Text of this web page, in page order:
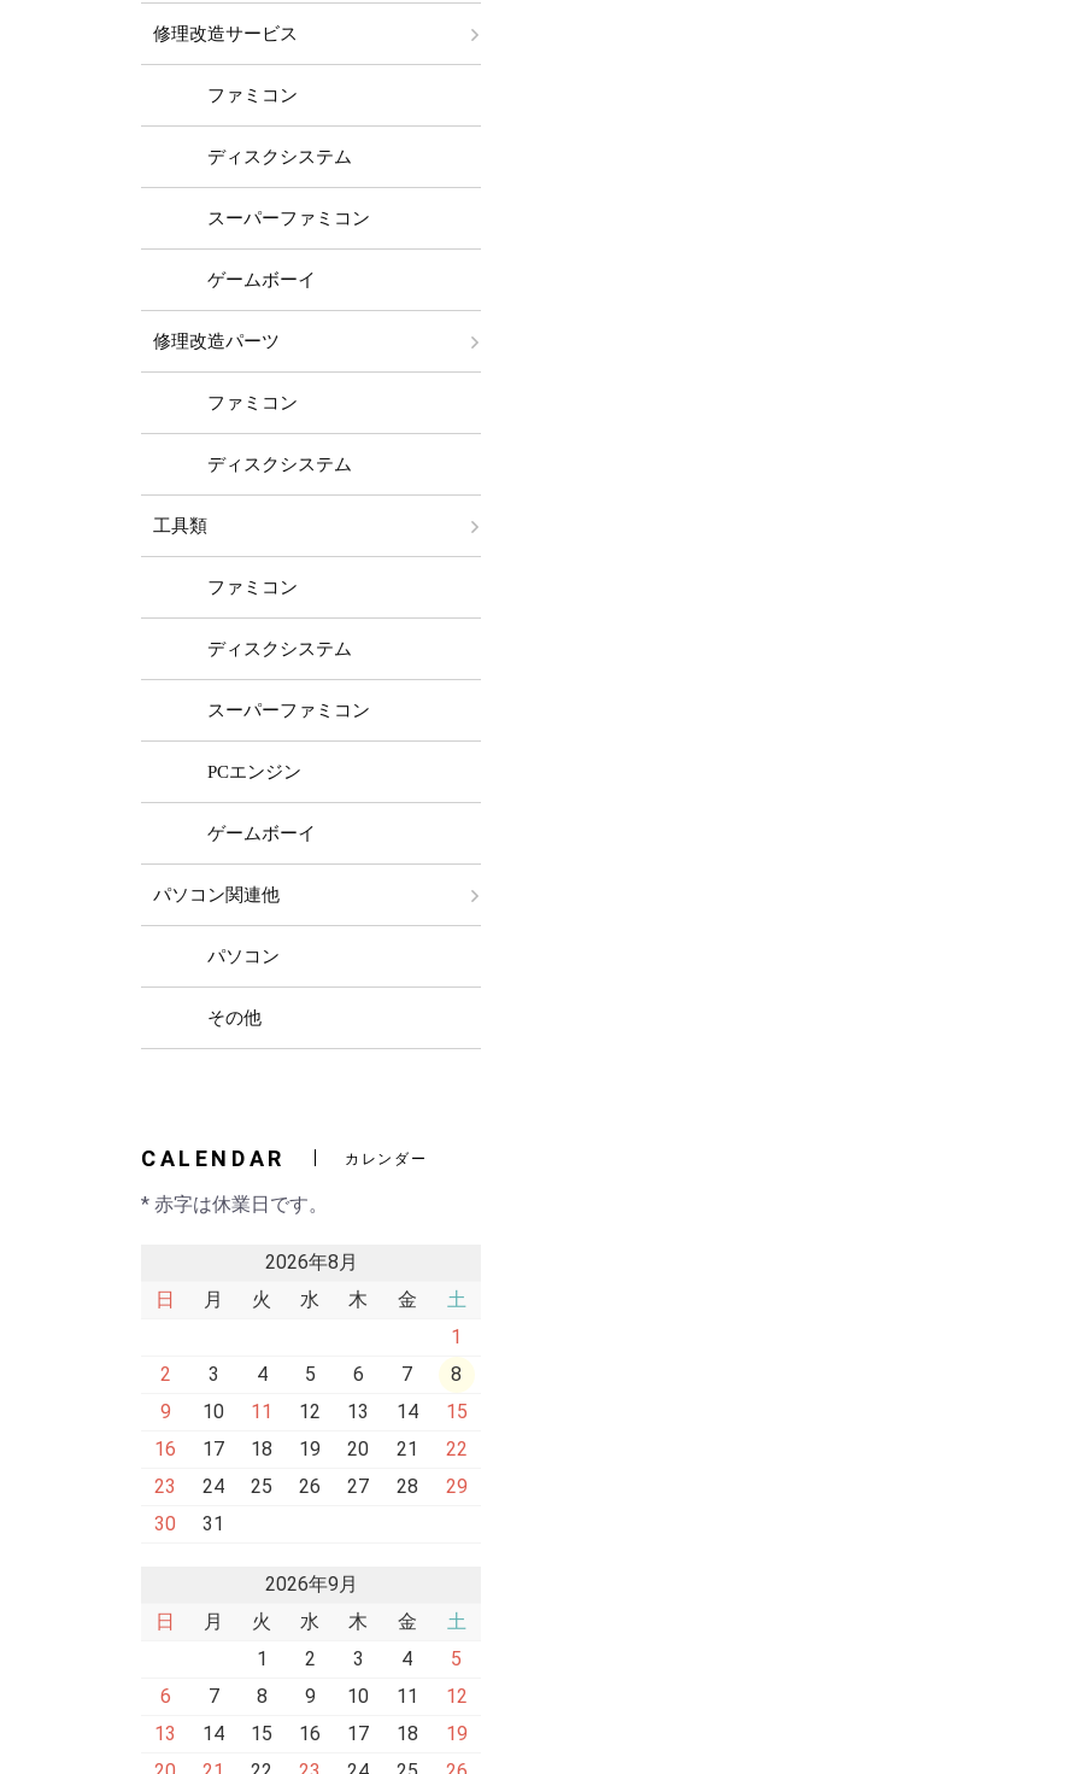
修理改造サービス
ファミコン
ディスクシステム
スーパーファミコン
ゲームボーイ
修理改造パーツ
ファミコン
ディスクシステム
工具類
ファミコン
ディスクシステム
スーパーファミコン
PCエンジン
ゲームボーイ
パソコン関連他
パソコン
その他
CALENDAR カレンダー
* 赤字は休業日です。
2026年8月
日
月 火 水 木 金
土
1
2
3 4 5 6 7
8
9
10 11 12 13 14
15
16
17 18 19 20 21
22
23
24 25 26 27 28
29
30
31
2026年9月
日
月 火 水 木 金
土
1
2 3 4
5
6
7 8 9 10 11
12
13
14 15 16 17 18
19